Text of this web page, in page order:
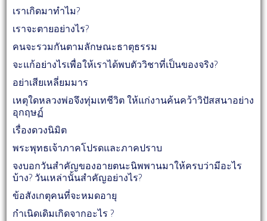
เราเกิดมาทำไม?
เราจะตายอย่างไร?
คนจะรวมกันตามลักษณะธาตุธรรม
จะแก้อย่างไรเพื่อให้เราได้พบตัววิชาที่เป็นของจริง?
อย่าเสียเหลี่ยมมาร
เหตุใดหลวงพ่อจึงทุ่มเทชีวิต ให้แก่งานค้นคว้าวิปัสสนาอย่าง
อุกฤษฏ์
เรื่องดวงนิมิต
พระพุทธเจ้าภาคโปรดและภาคปราบ
จงบอกวันสำคัญของอายตนะนิพพานมาให้ครบว่ามีอะไร
บ้าง? วันเหล่านั้นสำคัญอย่างไร?
ข้อสังเกตุคนที่จะหมดอายุ
กำเนิดเดิมเกิดจากอะไร ?